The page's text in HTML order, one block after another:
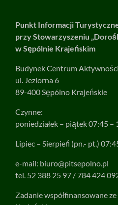
Punkt Informacji
przy Stowarzyszeniu
w Sępólnie Krajeńskim
Budynek Centrum Aktywności
ul. Jeziorna 6
89-400 Sępólno Krajeńskie
Czynne:
poniedziałek – piątek 07:45 –
Lipiec – Sierpień (pn.- pt.)
e-mail: biuro@pitsepolno.pl
tel. 52 388 25 97 / 784 424
Zadanie współfinansowane